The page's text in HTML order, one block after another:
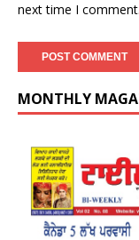
next time I comment.
MONTHLY